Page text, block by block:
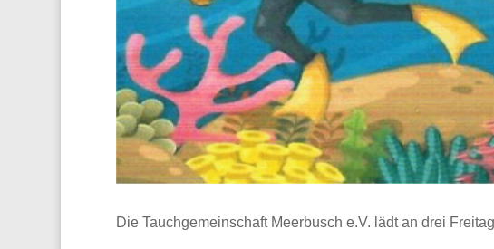
Die Tauchgemeinschaft Meerbusch e.V. lädt an drei